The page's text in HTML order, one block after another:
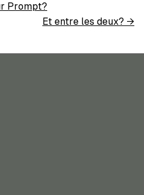
Prompt?
Et entre les deux? →